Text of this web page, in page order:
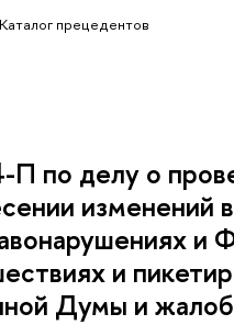
Каталог прецедентов
по делу о
изменений
и
и
Думы и